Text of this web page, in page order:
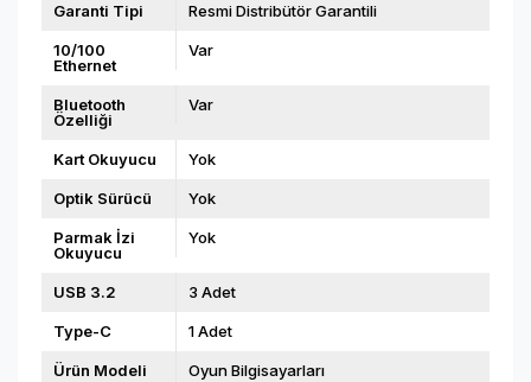
Garanti Tipi Resmi Distribütör Garantili
10/100
Ethernet
Var
Bluetooth
Özelliği
Var
Kart Okuyucu Yok
Optik Sürücü Yok
Parmak İzi
Okuyucu
Yok
USB 3.2 3 Adet
Type-C 1 Adet
Ürün Modeli Oyun Bilgisayarları